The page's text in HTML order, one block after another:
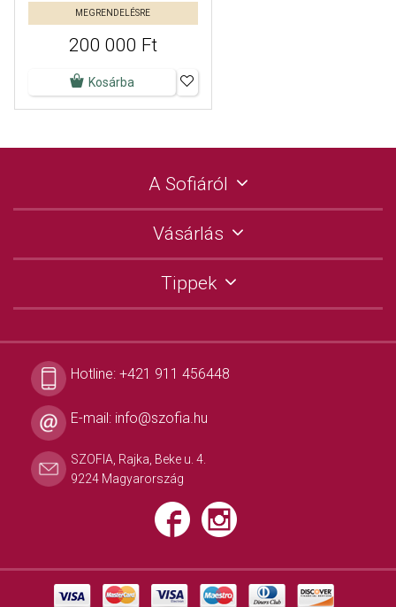
MEGRENDELÉSRE
200 000 Ft
Kosárba
A Sofiáról
Vásárlás
Tippek
Hotline: +421 911 456448
E-mail: info@szofia.hu
SZOFIA, Rajka, Beke u. 4.
9224 Magyarország